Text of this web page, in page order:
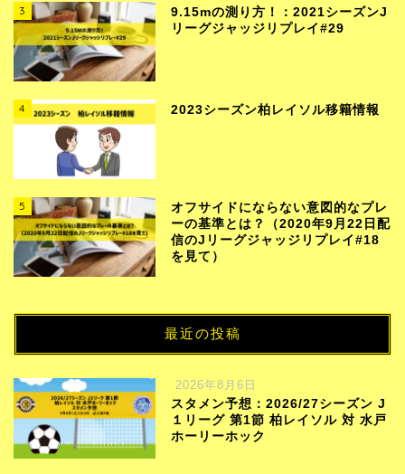
3
9.15mの測り方！：2021シーズンJ
リーグジャッジリプレイ#29
4 2023シーズン柏レイソル移籍情報
5
オフサイドにならない意図的なプレ
ーの基準とは？（2020年9月22日配
信のJリーグジャッジリプレイ#18
を見て）
最近の投稿
2026年8月6日
スタメン予想：2026/27シーズン J
１リーグ 第1節 柏レイソル 対 水戸
ホーリーホック